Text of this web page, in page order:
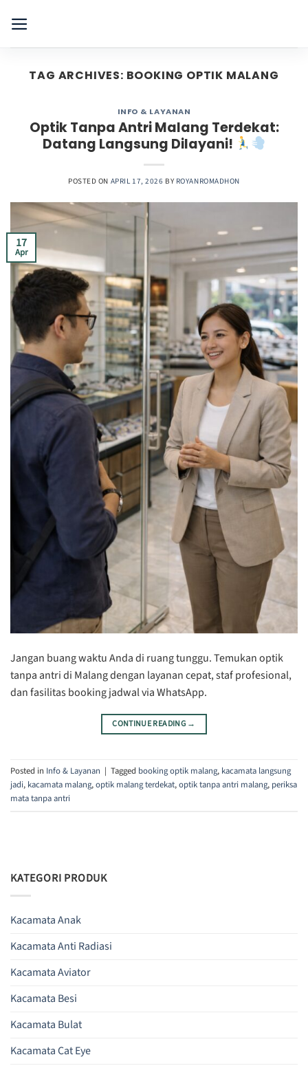
TAG ARCHIVES: BOOKING OPTIK MALANG
INFO & LAYANAN
Optik Tanpa Antri Malang Terdekat:
Datang Langsung Dilayani!
POSTED ON APRIL 17, 2026 BY ROYANROMADHON
17
Apr
Jangan buang waktu Anda di ruang tunggu. Temukan optik
tanpa antri di Malang dengan layanan cepat, staf profesional,
dan fasilitas booking jadwal via WhatsApp.
CONTINUE READING →
Posted in Info & Layanan | Tagged booking optik malang, kacamata langsung
jadi, kacamata malang,optik malang terdekat,optik tanpa antri malang, periksa
mata tanpa antri
KATEGORI PRODUK
Kacamata Anak
Kacamata Anti Radiasi
Kacamata Aviator
Kacamata Besi
Kacamata Bulat
Kacamata Cat Eye